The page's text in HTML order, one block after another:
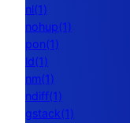
nl(1)
nohup(1)
pon(1)
ld(1)
nm(1)
ndiff(1)
gstack(1)